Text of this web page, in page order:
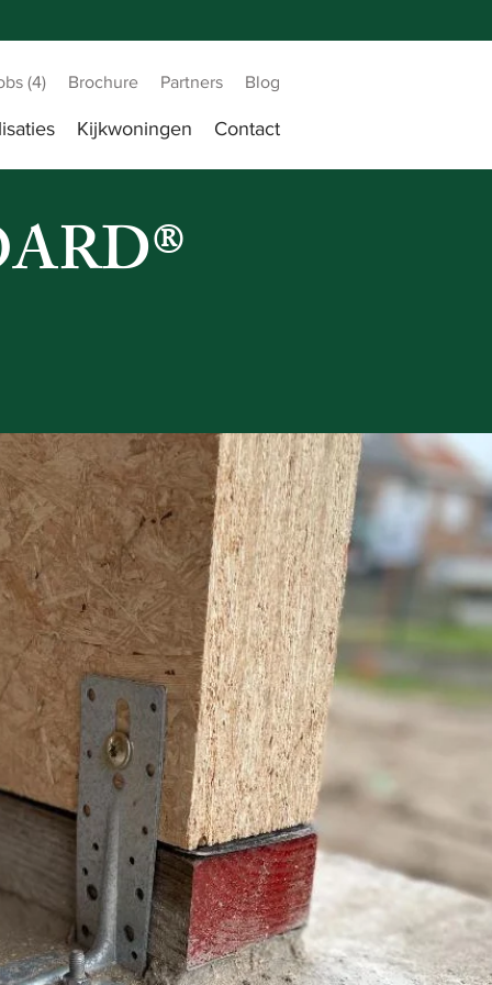
(4) Brochure Partners Blog
Kijkwoningen Contact